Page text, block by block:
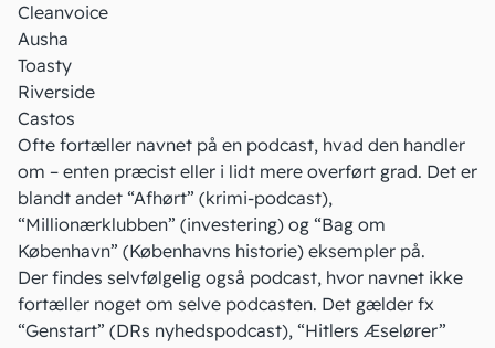
Cleanvoice
Ausha
Toasty
Riverside
Castos
Ofte fortæller navnet på en podcast, hvad den handler
om – enten præcist eller i lidt mere overført grad. Det er
blandt andet “Afhørt” (krimi-podcast),
“Millionærklubben” (investering) og “Bag om
København” (Københavns historie) eksempler på.
Der findes selvfølgelig også podcast, hvor navnet ikke
fortæller noget om selve podcasten. Det gælder fx
“Genstart” (DRs nyhedspodcast), “Hitlers Æselører”